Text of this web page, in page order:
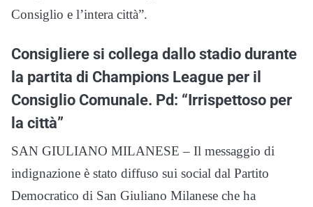
Consiglio e l’intera città”.
Consigliere si collega dallo stadio durante
la partita di Champions League per il
Consiglio Comunale. Pd: “Irrispettoso per
la città”
SAN GIULIANO MILANESE – Il messaggio di
indignazione è stato diffuso sui social dal Partito
Democratico di San Giuliano Milanese che ha